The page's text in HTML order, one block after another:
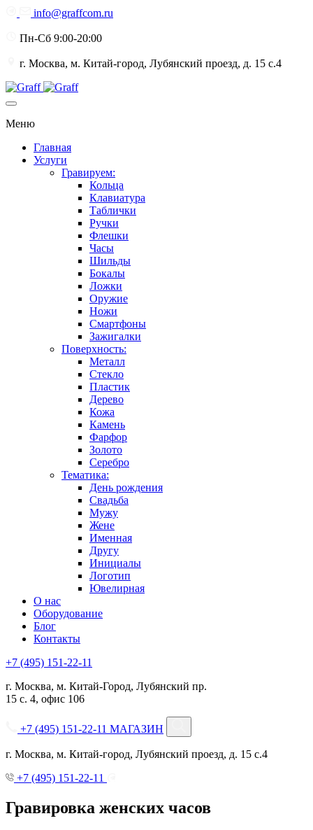
info@graffcom.ru
Пн-Сб 9:00-20:00
г. Москва, м. Китай-город, Лубянский проезд, д. 15 с.4
Меню
Главная
Услуги
Гравируем:
Кольца
Клавиатура
Таблички
Ручки
Флешки
Часы
Шильды
Бокалы
Ложки
Оружие
Ножи
Смартфоны
Зажигалки
Поверхность:
Металл
Стекло
Пластик
Дерево
Кожа
Камень
Фарфор
Золото
Серебро
Тематика:
День рождения
Свадьба
Мужу
Жене
Именная
Другу
Инициалы
Логотип
Ювелирная
О нас
Оборудование
Блог
Контакты
+7 (495) 151-22-11
г. Москва, м. Китай-Город, Лубянский пр.
15 с. 4, офис 106
+7 (495) 151-22-11 МАГАЗИН
г. Москва, м. Китай-город, Лубянский проезд, д. 15 с.4
+7 (495) 151-22-11
Гравировка женских часов